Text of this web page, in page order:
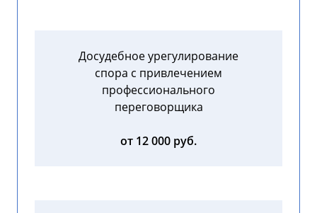
Досудебное урегулирование
спора с привлечением
профессионального
переговорщика
от 12 000 руб.